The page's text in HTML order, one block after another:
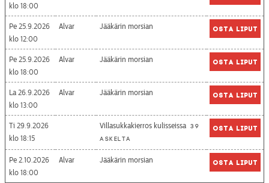
18:00
Pe 25.9.2026
12:00
Alvar Jääkärin morsian Osta liput
Pe 25.9.2026
18:00
Alvar Jääkärin morsian Osta liput
La 26.9.2026
13:00
Alvar Jääkärin morsian Osta liput
Ti 29.9.2026
18:15
Villasukkakierros kulisseissa 39
askelta
Osta liput
Pe 2.10.2026
18:00
Alvar Jääkärin morsian Osta liput